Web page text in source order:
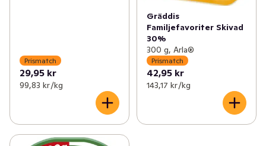
Prismatch
29,95 kr
99,83 kr /kg
Gräddis
Familjefavoriter Skivad
30%
300 g, Arla®
Prismatch
42,95 kr
143,17 kr /kg